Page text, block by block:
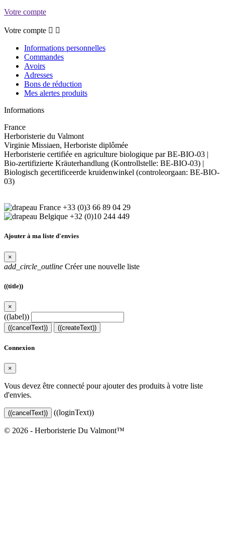
Votre compte
Votre compte  
Informations personnelles
Commandes
Avoirs
Adresses
Bons de réduction
Mes alertes produits
Informations
France
Herboristerie du Valmont
Virginie Missiaen, Herboriste diplômée
Herboristerie certifiée en agriculture biologique par BE-BIO-03 |
Bio-zertifizierte Kräuterhandlung (Kontrollstelle: BE-BIO-03) |
Biologisch gecertificeerde kruidenwinkel (controleorgaan: BE-BIO-
03)
+33 (0)3 66 89 04 29
+32 (0)10 244 449
Ajouter à ma liste d'envies
×
add_circle_outline Créer une nouvelle liste
((title))
×
((label))
((cancelText)) ((createText))
Connexion
×
Vous devez être connecté pour ajouter des produits à votre liste
d'envies.
((cancelText)) ((loginText))
© 2026 - Herboristerie Du Valmont™